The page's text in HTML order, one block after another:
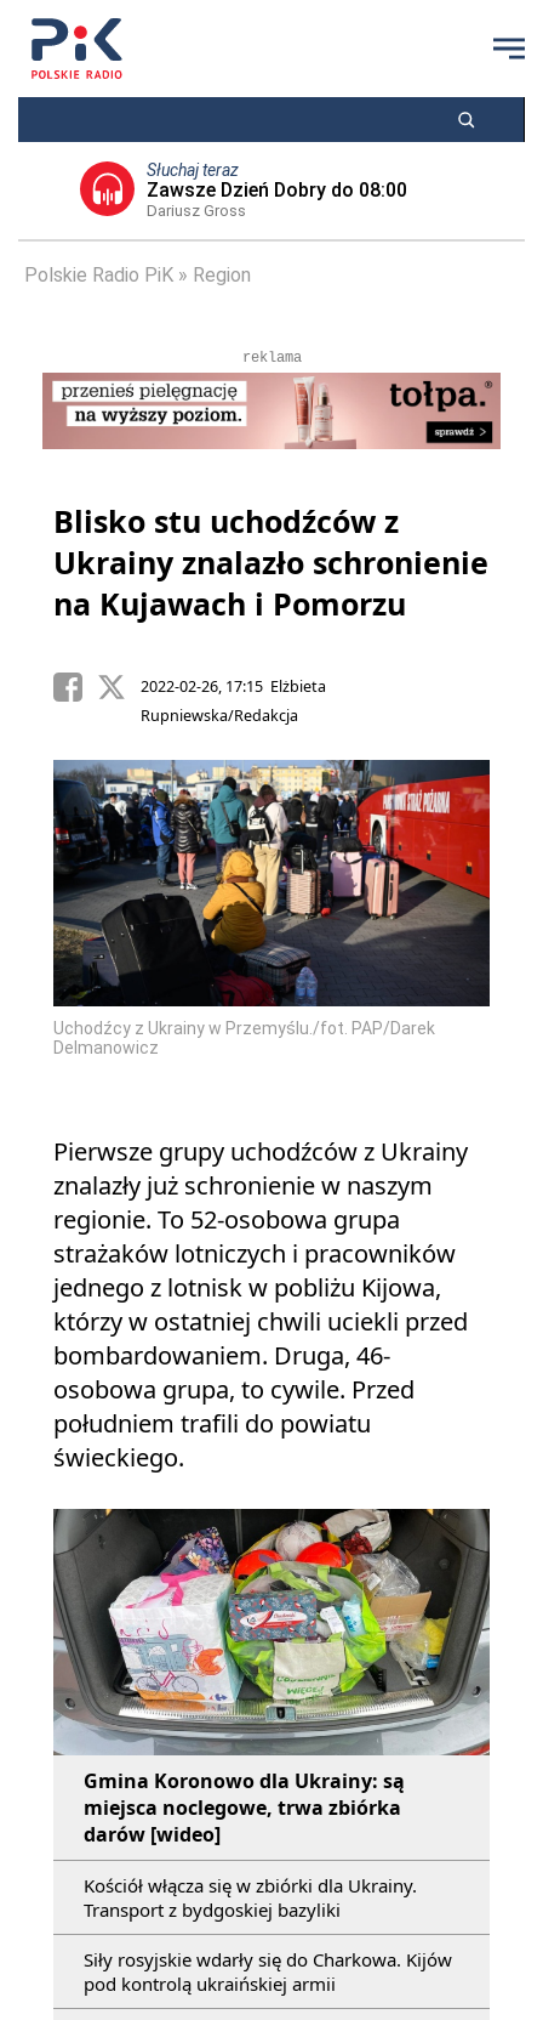
Słuchaj teraz
Zawsze Dzień Dobry do 08:00
Dariusz Gross
Polskie Radio PiK Region
reklama
Blisko stu uchodźców z
Ukrainy znalazło schronienie
na Kujawach i Pomorzu
2022-02-26, 17:15 Elżbieta
Rupniewska/Redakcja
Uchodźcy z Ukrainy w Przemyślu./fot. PAP/Darek
Delmanowicz
Pierwsze grupy uchodźców z Ukrainy
znalazły już schronienie w naszym
regionie. To 52-osobowa grupa
strażaków lotniczych i pracowników
jednego z lotnisk w pobliżu Kijowa,
którzy w ostatniej chwili uciekli przed
bombardowaniem. Druga, 46-
osobowa grupa, to cywile. Przed
południem trafili do powiatu
świeckiego.
Gmina Koronowo dla Ukrainy: są
miejsca noclegowe, trwa zbiórka
darów [wideo]
Kościół włącza się w zbiórki dla Ukrainy.
Transport z bydgoskiej bazyliki
Siły rosyjskie wdarły się do Charkowa. Kijów
pod kontrolą ukraińskiej armii